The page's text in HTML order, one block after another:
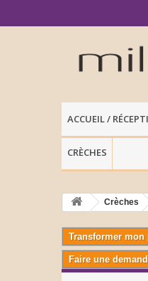
ACCUEIL /
CRÈCHES
Crèches
Transformer mon
Faire une